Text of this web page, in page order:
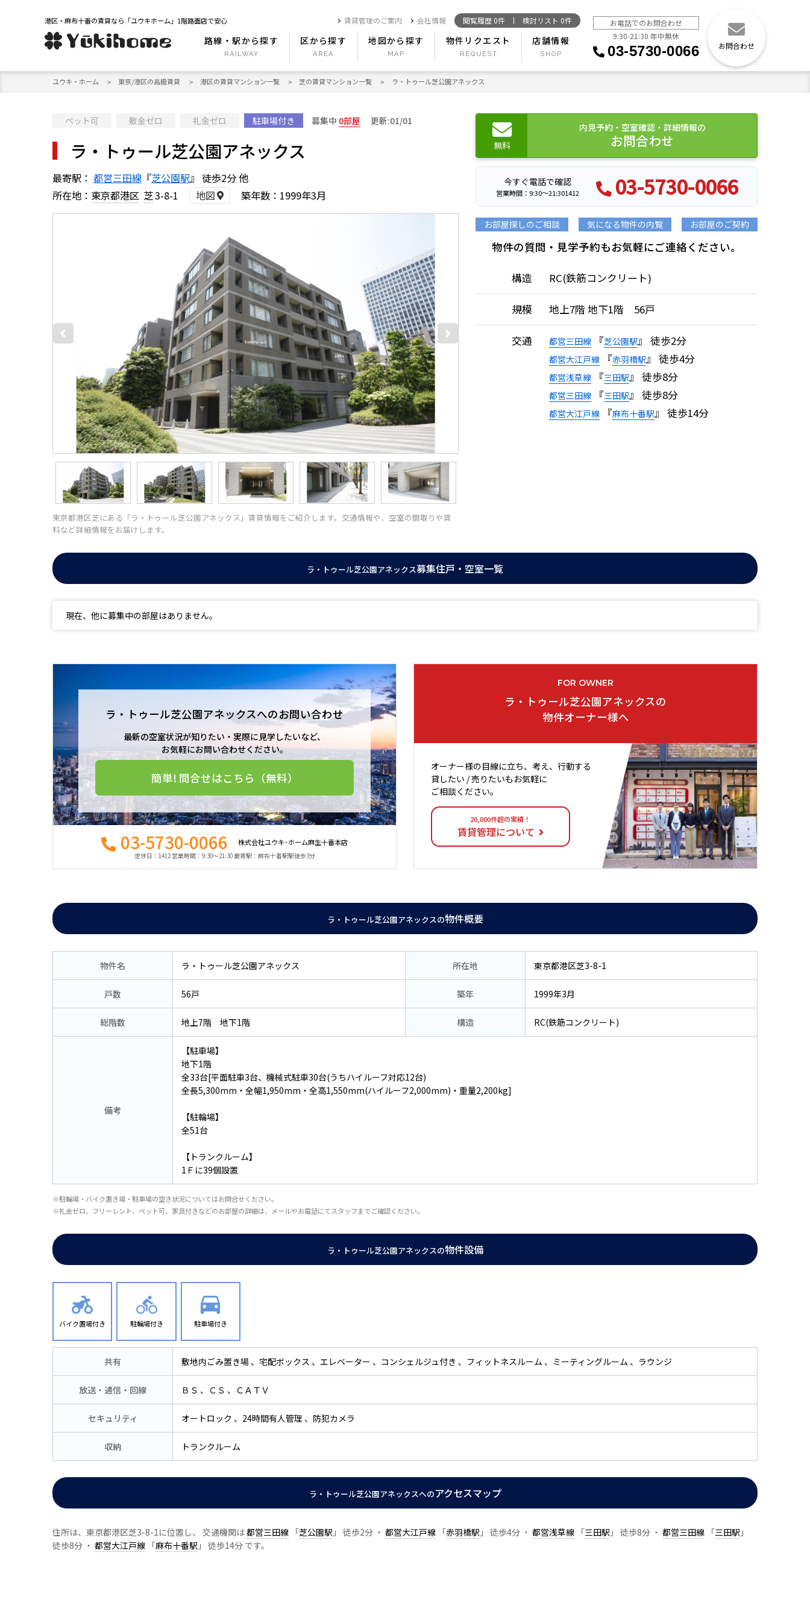
港区・麻布十番の賃貸なら「ユウキホーム」1階路面店で安心 賃貸管理のご案内 会社情報 閲覧履歴 0件 検討リスト 0件
路線・駅から探す 区から探す 地図から探す 物件リクエスト 店舗情報
お電話でのお問合わせ
9:30-21:30 年中無休
03-5730-0066 お問合わせ
ユウキ・ホーム 東京/港区の高級賃貸 港区の賃貸マンション一覧 芝の賃貸マンション一覧 ラ・トゥール芝公園アネックス
ペット可 敷金ゼロ 礼金ゼロ 駐車場付き 募集中 0部屋 更新:01/01
ラ・トゥール芝公園アネックス
最寄駅： 都営三田線 『芝公園駅』 徒歩2分 他
所在地： 東京都港区 芝3-8-1 地図 築年数：1999年3月
無料
内見予約・空室確認・詳細情報の
お問合わせ
今すぐ電話で確認
営業時間：9:30〜21:301412 03-5730-0066
東京都港区芝にある「ラ・トゥール芝公園アネックス」賃貸情報をご紹介します。交通情報や、空室の間取りや賃
料など詳細情報をお届けします。
お部屋探しのご相談 気になる物件の内覧 お部屋のご契約
物件の質問・見学予約もお気軽にご連絡ください。
構造 RC(鉄筋コンクリート)
規模 地上7階 地下1階 56戸
交通 都営三田線『芝公園駅』 徒歩2分
都営大江戸線『赤羽橋駅』 徒歩4分
都営浅草線『三田駅』 徒歩8分
都営三田線『三田駅』 徒歩8分
都営大江戸線『麻布十番駅』 徒歩14分
ラ・トゥール芝公園アネックス募集住戸・空室一覧
現在、他に募集中の部屋はありません。
ラ・トゥール芝公園アネックスへのお問い合わせ
最新の空室状況が知りたい・実際に見学したいなど、
お気軽にお問い合わせください。
簡単! 問合せはこちら（無料）
03-5730-0066 株式会社ユウキ･ホーム麻生十番本店
定休日：1412 営業時間：9:30〜21:30 最寄駅：麻布十番駅駅徒歩3分
FOR OWNER
ラ・トゥール芝公園アネックスの
物件オーナー様へ
オーナー様の目線に立ち、考え、行動する
貸したい / 売りたいもお気軽に
ご相談ください。
20,000件超の実績！
賃貸管理について
ラ・トゥール芝公園アネックスの物件概要
物件名 ラ・トゥール芝公園アネックス 所在地 東京都港区芝3-8-1
戸数 56戸 築年 1999年3月
総階数 地上7階 地下1階 構造 RC(鉄筋コンクリート)
備考
【駐車場】
地下1階
全33台[平面駐車3台、機械式駐車30台(うちハイルーフ対応12台)
全長5,300mm・全幅1,950mm・全高1,550mm(ハイルーフ2,000mm)・重量2,200kg]
【駐輪場】
全51台
【トランクルーム】
1Ｆに39個設置
※駐輪場・バイク置き場・駐車場の空き状況についてはお問合せください。
※礼金ゼロ、フリーレント、ペット可、家具付きなどのお部屋の詳細は、メールやお電話にてスタッフまでご確認ください。
ラ・トゥール芝公園アネックスの物件設備
バイク置場付き 駐輪場付き 駐車場付き
共有 敷地内ごみ置き場 宅配ボックス エレベーター コンシェルジュ付き フィットネスルーム ミーティングルーム ラウンジ
放送・通信・回線 ＢＳ ＣＳ ＣＡＴＶ
セキュリティ オートロック 24時間有人管理 防犯カメラ
収納 トランクルーム
ラ・トゥール芝公園アネックスへのアクセスマップ
住所は、東京都港区芝3-8-1に位置し、 交通機関は都営三田線 「芝公園駅 」 徒歩2分 ・ 都営大江戸線 「赤羽橋駅 」 徒歩4分 ・ 都営浅草線 「三田駅 」 徒歩8分 ・ 都営三田線 「三田駅 」
徒歩8分 ・ 都営大江戸線 「麻布十番駅 」 徒歩14分 です。